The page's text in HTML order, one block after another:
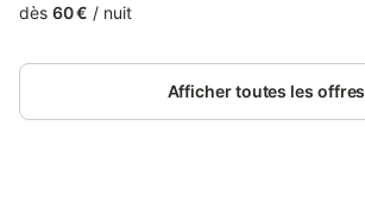
plage. Le petit déjeuner est traditionnel
avec des confitures maison. 5 min en
voiture de l'embarcadère du port de
dès 60 € / nuit
Afficher toutes les offres